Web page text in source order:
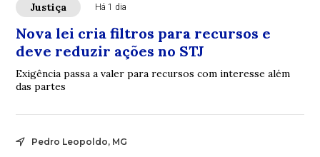
Justiça Há 1 dia
Nova lei cria filtros para recursos e
deve reduzir ações no STJ
Exigência passa a valer para recursos com interesse além
das partes
Pedro Leopoldo, MG